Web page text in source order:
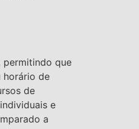
permitindo que
horário de
de
e
a